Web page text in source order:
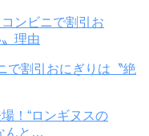
で割引おにぎりは〝絶